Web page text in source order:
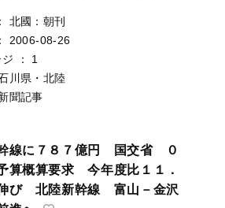
：
北國：朝刊
：
2006-08-26
：
1
川県・北陸
聞記事
線に７８７億円 国交省 ０
算概算要求 今年度比１１．
び 北陸新幹線 富山－金沢